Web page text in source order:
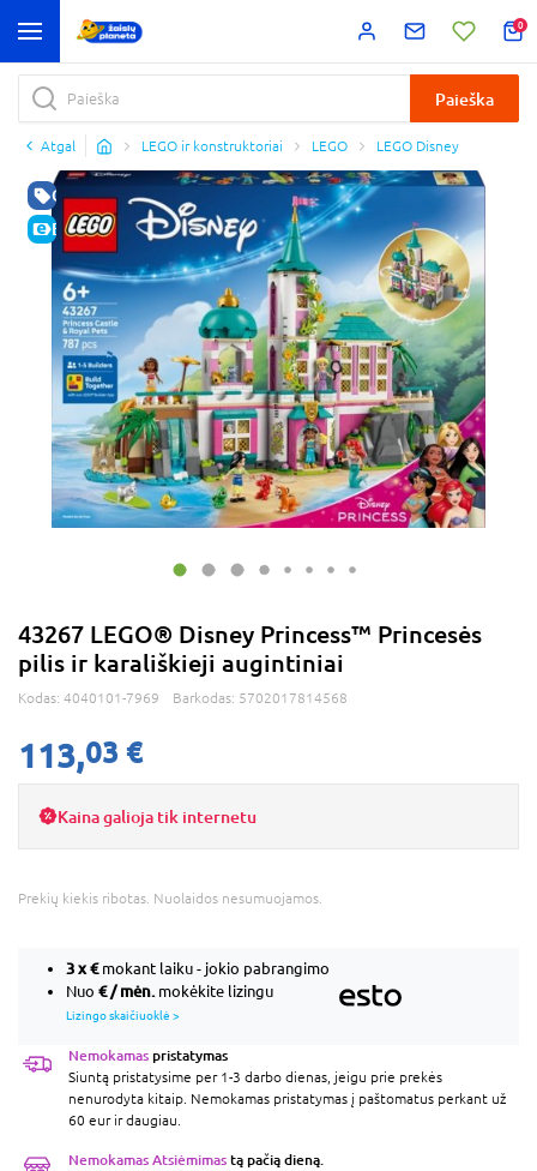
0
Paieška
Atgal LEGO ir konstruktoriai LEGO LEGO Disney
GERA KAINA
E-KAINA
43267 LEGO® Disney Princess™ Princesės
pilis ir karališkieji augintiniai
Kodas: 4040101-7969 Barkodas: 5702017814568
113,03 €
Kaina galioja tik internetu
Prekių kiekis ribotas. Nuolaidos nesumuojamos.
3 x€mokant laiku - jokio pabrangimo
Nuo € / mėn. mokėkite lizingu
Lizingo skaičiuoklė >
Nemokamas pristatymas
Siuntą pristatysime per 1-3 darbo dienas, jeigu prie prekės
nenurodyta kitaip. Nemokamas pristatymas į paštomatus perkant už
60 eur ir daugiau.
Nemokamas Atsiėmimas tą pačią dieną.